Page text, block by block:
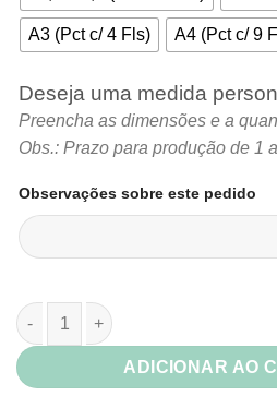
A3 (Pct c/ 4 Fls) A4 (Pct c/ 9
Deseja uma medida
Preencha as dimensões e a
Obs.: Prazo para produção de 1
Observações sobre este pedido
Papel Color Plus Dinamarca
ADICIONAR AO